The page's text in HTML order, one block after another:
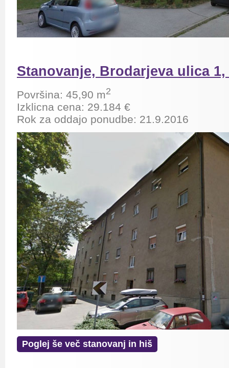
Stanovanje, Brodarjeva ulica 1,
Površina: 45,90 m2
Izklicna cena: 29.184 €
Rok za oddajo ponudbe: 21.9.2016
Poglej še več stanovanj in hiš